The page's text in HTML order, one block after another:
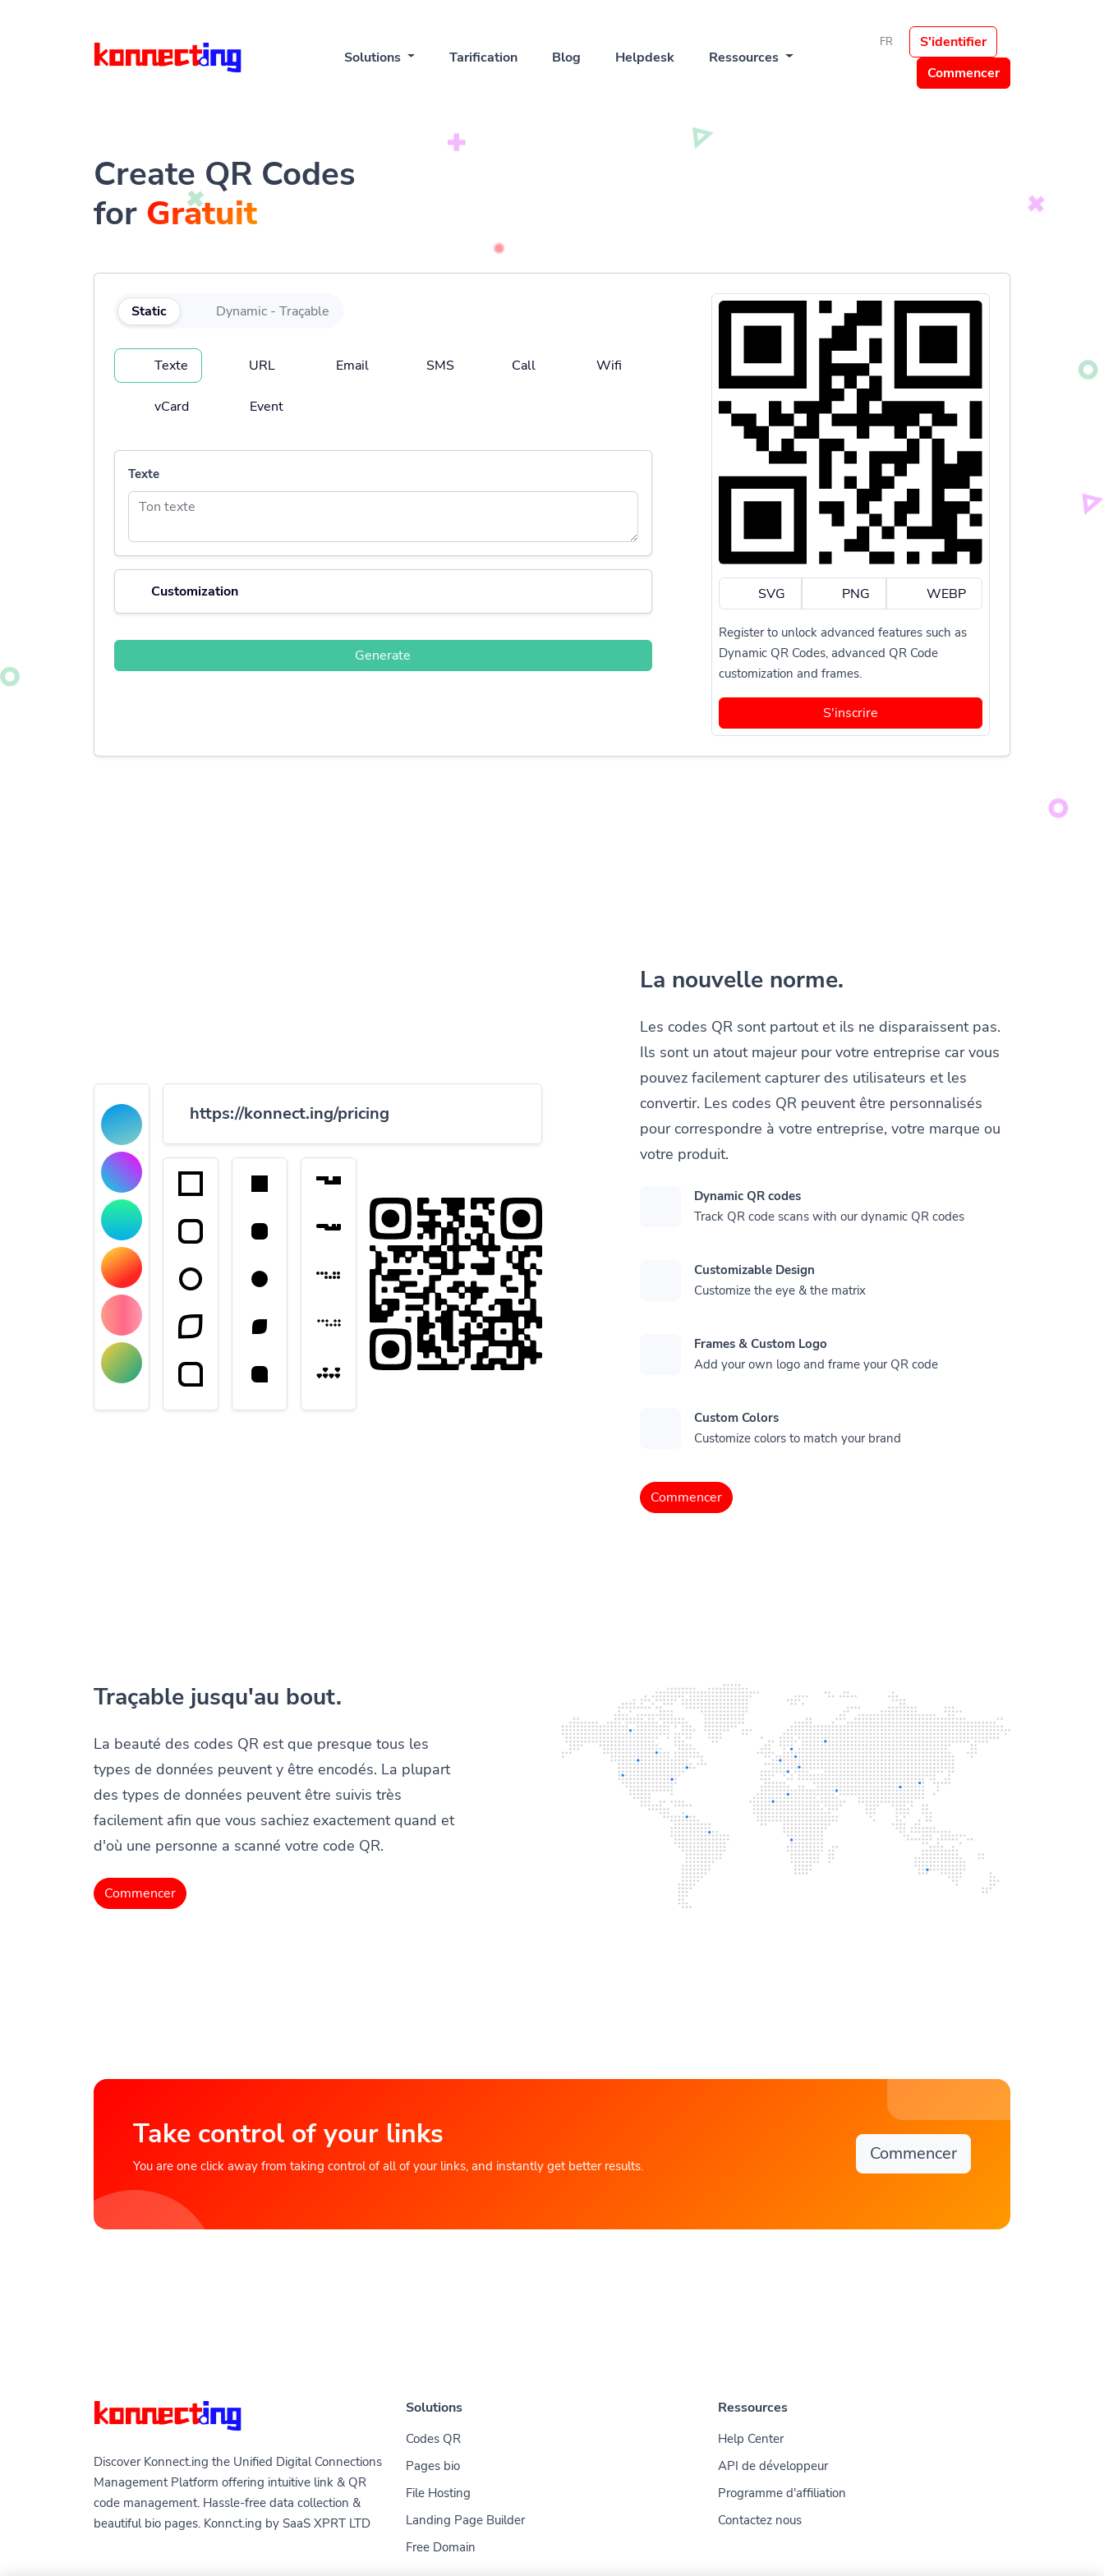
Solutions Tarification Blog Helpdesk Ressources
FR
S'identifier
Commencer
Create QR Codes
for Gratuit
Static Dynamic - Traçable
Texte URL Email SMS Call Wifi
vCard Event
Texte
Customization
Generate
SVG PNG WEBP
Register to unlock advanced features such as
Dynamic QR Codes, advanced QR Code
customization and frames.
S'inscrire
La nouvelle norme.
Les codes QR sont partout et ils ne disparaissent pas.
Ils sont un atout majeur pour votre entreprise car vous
pouvez facilement capturer des utilisateurs et les
convertir. Les codes QR peuvent être personnalisés
pour correspondre à votre entreprise, votre marque ou
votre produit.
Dynamic QR codes
Track QR code scans with our dynamic QR codes
Customizable Design
Customize the eye & the matrix
Frames & Custom Logo
Add your own logo and frame your QR code
Custom Colors
Customize colors to match your brand
Commencer
https://konnect.ing/pricing
Traçable jusqu'au bout.
La beauté des codes QR est que presque tous les
types de données peuvent y être encodés. La plupart
des types de données peuvent être suivis très
facilement afin que vous sachiez exactement quand et
d'où une personne a scanné votre code QR.
Commencer
Take control of your links
You are one click away from taking control of all of your links, and instantly get better results.
Commencer
Discover Konnect.ing the Unified Digital Connections
Management Platform offering intuitive link & QR
code management. Hassle-free data collection &
beautiful bio pages. Konnct.ing by SaaS XPRT LTD
Solutions
Codes QR
Pages bio
File Hosting
Landing Page Builder
Free Domain
Ressources
Help Center
API de développeur
Programme d'affiliation
Contactez nous